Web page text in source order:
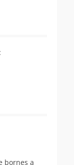
bornes a